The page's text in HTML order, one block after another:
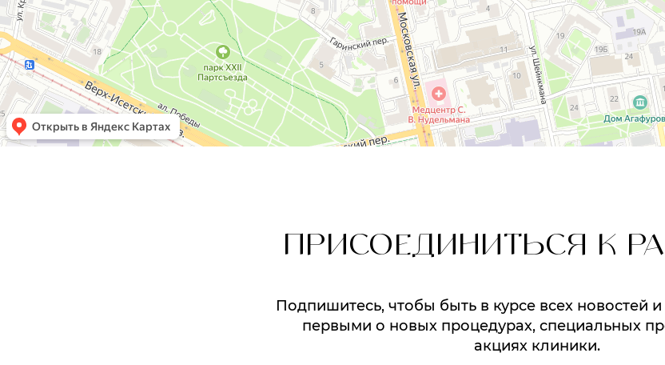
ПРИСОЕДИНИТЬСЯ К
Подпишитесь, чтобы быть в курсе всех новостей
первыми о новых процедурах, специальных
акциях клиники.